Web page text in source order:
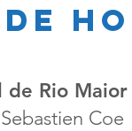
de Rio Maior
Sebastien Coe